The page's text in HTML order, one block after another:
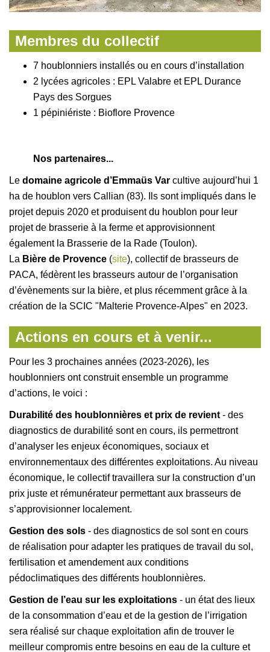
Membres du collectif
7 houblonniers installés ou en cours d’installation
2 lycées agricoles : EPL Valabre et EPL Durance
Pays des Sorgues
1 pépiniériste : Bioflore Provence
Nos partenaires...
Le domaine agricole d’Emmaüs Var cultive aujourd’hui 1
ha de houblon vers Callian (83). Ils sont impliqués dans le
projet depuis 2020 et produisent du houblon pour leur
projet de brasserie à la ferme et approvisionnent
également la Brasserie de la Rade (Toulon).
La Bière de Provence (site), collectif de brasseurs de
PACA, fédèrent les brasseurs autour de l’organisation
d’évènements sur la bière, et plus récemment grâce à la
création de la SCIC "Malterie Provence-Alpes" en 2023.
Actions en cours et à venir...
Pour les 3 prochaines années (2023-2026), les
houblonniers ont construit ensemble un programme
d’actions, le voici :
Durabilité des houblonnières et prix de revient - des
diagnostics de durabilité sont en cours, ils permettront
d’analyser les enjeux économiques, sociaux et
environnementaux des différentes exploitations. Au niveau
économique, le collectif travaillera sur la construction d’un
prix juste et rémunérateur permettant aux brasseurs de
s’approvisionner localement.
Gestion des sols - des diagnostics de sol sont en cours
de réalisation pour adapter les pratiques de travail du sol,
fertilisation et amendement aux conditions
pédoclimatiques des différents houblonnières.
Gestion de l’eau sur les exploitations - un état des lieux
de la consommation d’eau et de la gestion de l’irrigation
sera réalisé sur chaque exploitation afin de trouver le
meilleur compromis entre besoins en eau de la culture et